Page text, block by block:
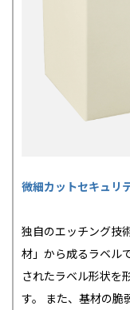
微細カットセキュリ
独自のエッチング技
材」から成るラベル
されたラベル形状を
す。 また、基材の脆